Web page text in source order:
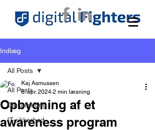
Indlæg
All Posts
Digitalisering
IT-sikkerhed
All Posts
Opbygning af et
awareness program
Kaj Asmussen
8. apr. 2024 2 min læsning